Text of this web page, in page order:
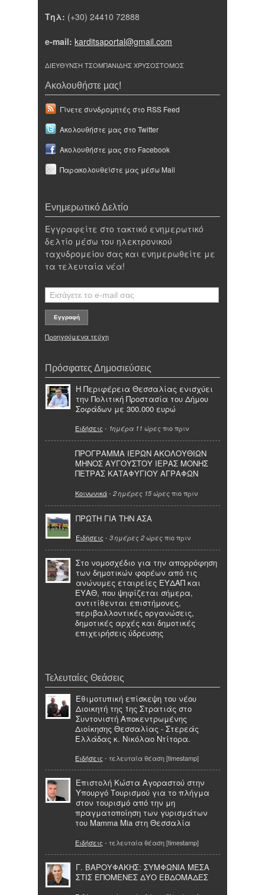
Τηλ: (+30) 24410 72888
e-mail: karditsaportal@gmail.com
ΔΙΕΥΘΥΝΣΗ ΤΣΟΜΠΑΝΙΔΗΣ ΧΡΥΣΟΣΤΟΜΟΣ
Ακολουθήστε μας!
Γίνετε συνδρομητές στο RSS Feed
Ακολουθήστε μας στο Twitter
Ακολουθήστε μας στο Facebook
Παρακολουθείστε μας μέσω Mail
Ενημερωτικό Δελτίο
Εγγραφείτε στο τακτικό ενημερωτικό
δελτίο μέσω του ηλεκτρονικού
ταχυδρομείου σας και ενημερωθείτε με
τα τελευταία νέα!
Προηγούμενα τεύχη
Πρόσφατες Δημοσιεύσεις
Η Περιφέρεια Θεσσαλίας ενισχύει
την Πολιτική Προστασία του Δήμου
Σοφάδων με 300.000 ευρώ
Ειδήσεις - 1ημέρα 11 ώρες πιο πριν
ΠΡΟΓΡΑΜΜΑ ΙΕΡΩΝ ΑΚΟΛΟΥΘΙΩΝ
ΜΗΝΟΣ ΑΥΓΟΥΣΤΟΥ ΙΕΡΑΣ ΜΟΝΗΣ
ΠΕΤΡΑΣ ΚΑΤΑΦΥΓΙΟΥ ΑΓΡΑΦΩΝ
Κοινωνικά- 2 ημέρες 15 ώρες πιο πριν
ΠΡΩΤΗ ΓΙΑ ΤΗΝ ΑΣΑ
Ειδήσεις - 3 ημέρες 2 ώρες πιο πριν
Στο νομοσχέδιο για την απορρόφηση
των δημοτικών φορέων από τις
ανώνυμες εταιρείες ΕΥΔΑΠ και
ΕΥΑΘ, που ψηφίζεται σήμερα,
αντιτίθενται επιστήμονες,
περιβαλλοντικές οργανώσεις,
δημοτικές αρχές και δημοτικές
επιχειρήσεις ύδρευσης
Τελευταίες Θεάσεις
Εθιμοτυπική επίσκεψη του νέου
Διοικητή της 1ης Στρατιάς στo
Συντονιστή Αποκεντρωμένης
Διοίκησης Θεσσαλίας - Στερεάς
Ελλάδας κ. Νικόλαο Ντίτορα.
Ειδήσεις - τελευταία θέαση [timestamp]
Επιστολή Κώστα Αγοραστού στην
Υπουργό Τουρισμού για το πλήγμα
στον τουρισμό από την μη
πραγματοποίηση των γυρισμάτων
του Mamma Mia στη Θεσσαλία
Ειδήσεις - τελευταία θέαση [timestamp]
Γ. ΒΑΡΟΥΦΑΚΗΣ: ΣΥΜΦΩΝΙΑ ΜΕΣΑ
ΣΤΙΣ ΕΠΟΜΕΝΕΣ ΔΥΟ ΕΒΔΟΜΑΔΕΣ